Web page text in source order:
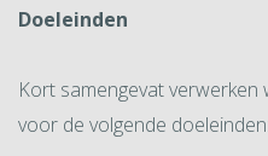
Doeleinden
Kort samengevat
voor de volgende doeleinden: